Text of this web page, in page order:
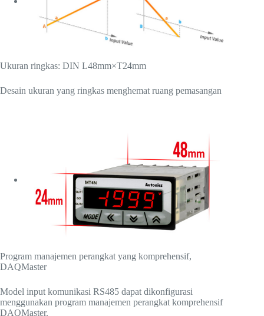
Ukuran ringkas: DIN L48mm×T24mm
Desain ukuran yang ringkas menghemat ruang pemasangan
Program manajemen perangkat yang komprehensif,
DAQMaster
Model input komunikasi RS485 dapat dikonfigurasi
menggunakan program manajemen perangkat komprehensif
DAQMaster.